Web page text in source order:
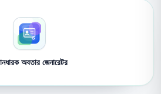
অবতার জেনারেটর